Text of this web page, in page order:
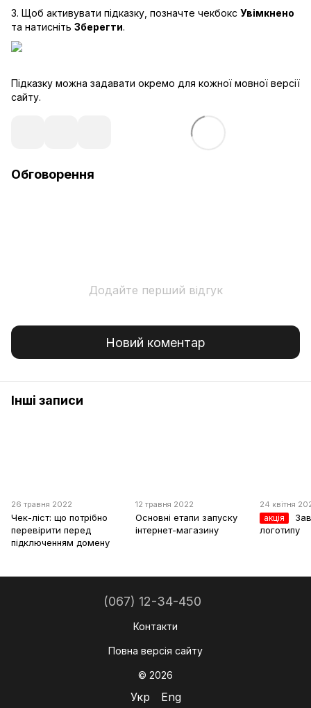
3. Щоб активувати підказку, позначте чекбокс Увімкнено
та натисніть Зберегти.
Підказку можна задавати окремо для кожної мовної версії
сайту.
Обговорення
Додайте перший відгук
Новий коментар
Інші записи
26 травня 2022
Чек-ліст: що потрібно
перевірити перед
підключенням домену
12 травня 2022
Основні етапи запуску
інтернет-магазину
24 квітня
акція
логотипу
(067) 12-34-450
Контакти
Повна версія сайту
© 2026
Укр Eng